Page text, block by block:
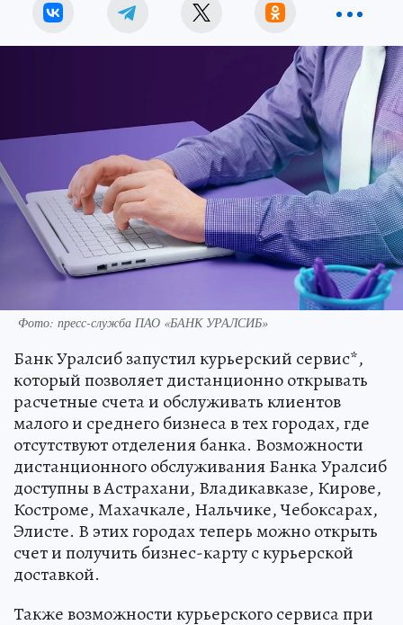
Фото: пресс-служба ПАО «БАНК УРАЛСИБ»
Банк Уралсиб запустил курьерский сервис*,
который позволяет дистанционно открывать
расчетные счета и обслуживать клиентов
малого и среднего бизнеса в тех городах, где
отсутствуют отделения банка. Возможности
дистанционного обслуживания Банка Уралсиб
доступны в Астрахани, Владикавказе, Кирове,
Костроме, Махачкале, Нальчике, Чебоксарах,
Элисте. В этих городах теперь можно открыть
счет и получить бизнес-карту с курьерской
доставкой.
Также возможности курьерского сервиса при